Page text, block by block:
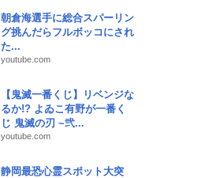
朝倉海選手に総合スパーリン
グ挑んだらフルボッコにされ
た...
youtube.com
【鬼滅一番くじ】リベンジな
るか!? よゐこ有野が一番く
じ 鬼滅の刃 ~弐...
youtube.com
静岡最恐心霊スポット大突